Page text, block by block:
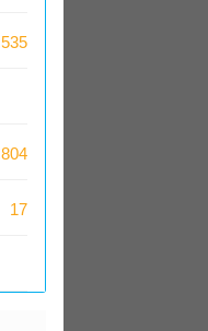
17